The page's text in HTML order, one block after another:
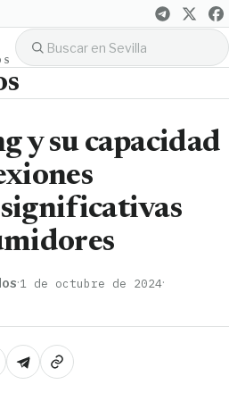
y su capacidad
significativas
·1 de octubre de 2024·